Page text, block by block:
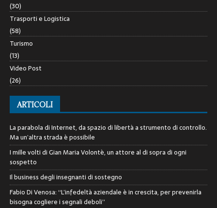
(30)
Trasporti e Logistica
(58)
Turismo
(13)
Video Post
(26)
ARTICOLI
La parabola di Internet, da spazio di libertà a strumento di controllo.
Ma un’altra strada è possibile
I mille volti di Gian Maria Volontè, un attore al di sopra di ogni
sospetto
Il business degli insegnanti di sostegno
Fabio Di Venosa: “L’infedeltà aziendale è in crescita, per prevenirla
bisogna cogliere i segnali deboli”